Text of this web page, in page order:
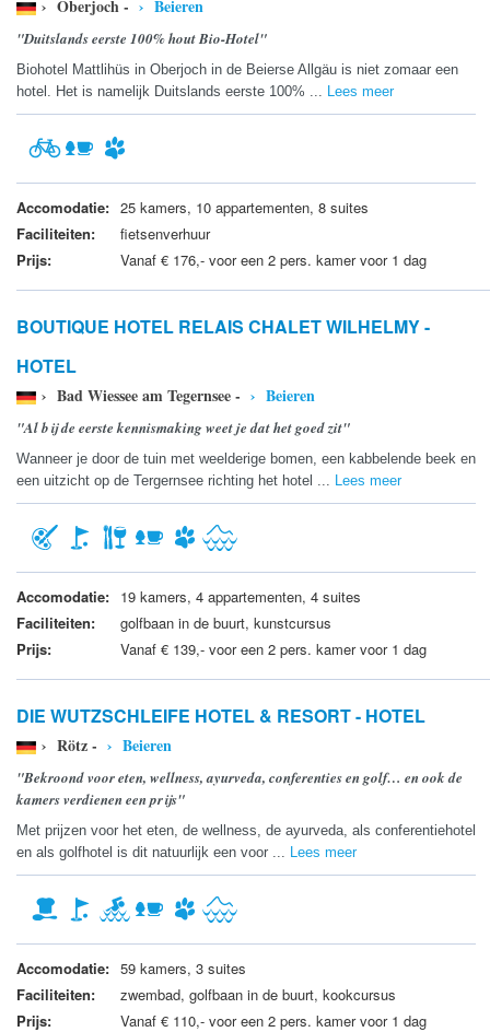
› Oberjoch - › Beieren
"Duitslands eerste 100% hout Bio-Hotel"
Biohotel Mattlihüs in Oberjoch in de Beierse Allgäu is niet zomaar een
hotel. Het is namelijk Duitslands eerste 100% ... Lees meer
Accomodatie: 25 kamers, 10 appartementen, 8 suites
Faciliteiten:
fietsenverhuur
Prijs:
Vanaf € 176,- voor een 2 pers. kamer voor 1 dag
BOUTIQUE HOTEL RELAIS CHALET WILHELMY -
HOTEL
› Bad Wiessee am Tegernsee - › Beieren
"Al bij de eerste kennismaking weet je dat het goed zit"
Wanneer je door de tuin met weelderige bomen, een kabbelende beek en
een uitzicht op de Tergernsee richting het hotel ... Lees meer
Accomodatie: 19 kamers, 4 appartementen, 4 suites
Faciliteiten:
golfbaan in de buurt, kunstcursus
Prijs:
Vanaf € 139,- voor een 2 pers. kamer voor 1 dag
DIE WUTZSCHLEIFE HOTEL & RESORT - HOTEL
› Rötz - › Beieren
"Bekroond voor eten, wellness, ayurveda, conferenties en golf… en ook de
kamers verdienen een prijs"
Met prijzen voor het eten, de wellness, de ayurveda, als conferentiehotel
en als golfhotel is dit natuurlijk een voor ... Lees meer
Accomodatie: 59 kamers, 3 suites
Faciliteiten:
zwembad, golfbaan in de buurt, kookcursus
Prijs:
Vanaf € 110,- voor een 2 pers. kamer voor 1 dag